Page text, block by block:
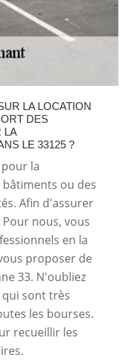
LA LOCATION
DES
LA
LE 33125 ?
la
ou des
Afin d'assurer
nous, vous
en la
proposer de
33. N'oubliez
sont très
les bourses.
recueillir les